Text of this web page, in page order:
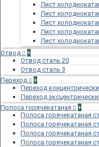
Лист
Лист
Лист
Лист
Лист
Отвод
+
Отвод сталь 20
Отвод сталь 3
Переход
+
Переход
Переход
Полоса горячекатаная
+
Полоса горячекатаная
Полоса горячекатаная
Полоса горячекатаная
Полоса горячекатаная